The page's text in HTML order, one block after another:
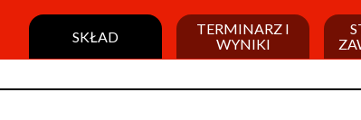
SKŁAD
TERMINARZ I
WYNIKI